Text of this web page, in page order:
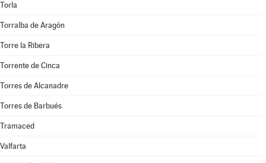
Torla
Torralba de Aragón
Torre la Ribera
Torrente de Cinca
Torres de Alcanadre
Torres de Barbués
Tramaced
Valfarta